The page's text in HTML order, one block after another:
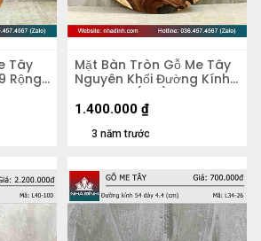
Tây
Rộng
Mặt Bàn Tròn Gỗ Me Tây
Nguyên Khối Đường Kính
70 Dày 4 (cm)
3 năm trước
1.400.000 ₫